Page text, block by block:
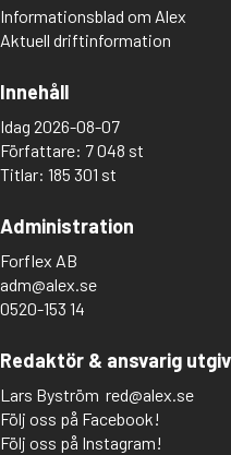
Informationsblad om Alex
Aktuell driftinformation
Innehåll
Idag 2026-08-07
Författare: 7 048 st
Titlar: 185 301 st
Administration
Forflex AB
adm@alex.se
0520-153 14
Redaktör & ansvarig
Lars Byström red@alex.se
Följ oss på Facebook!
Följ oss på Instagram!